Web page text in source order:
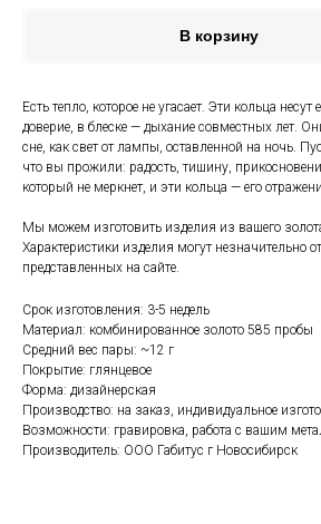
В корзину
Есть тепло, которое не угасает. Эти кольца
доверие, в блеске — дыхание совместных лет.
сне, как свет от лампы, оставленной на ночь.
что вы прожили: радость, тишину,
который не меркнет, и эти кольца — его
Мы можем изготовить изделия из вашего
Характеристики изделия могут незначительно
представленных на сайте.
Срок изготовления: 3-5 недель
Материал: комбинированное золото 585 пробы
Средний вес пары: ~12 г
Покрытие: глянцевое
Форма: дизайнерская
Производство: на заказ, индивидуальное
Возможности: гравировка, работа с вашим
Производитель: ООО Габитус г Новосибирск